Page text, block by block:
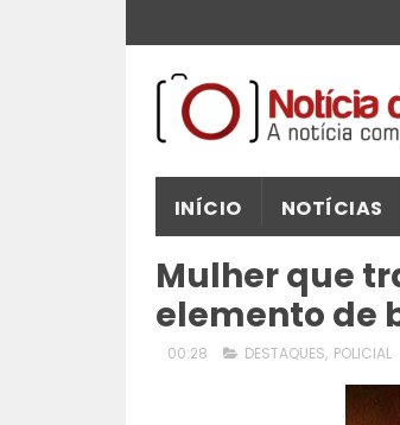
INÍCIO NOTÍCIAS
Mulher que
elemento de
00:28 DESTAQUES, POLICIAL